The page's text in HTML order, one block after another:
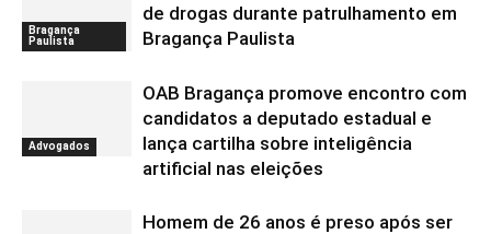
Bragança
Paulista
de drogas durante patrulhamento em
Bragança Paulista
Advogados
OAB Bragança promove encontro com
candidatos a deputado estadual e
lança cartilha sobre inteligência
artificial nas eleições
Homem de 26 anos é preso após ser